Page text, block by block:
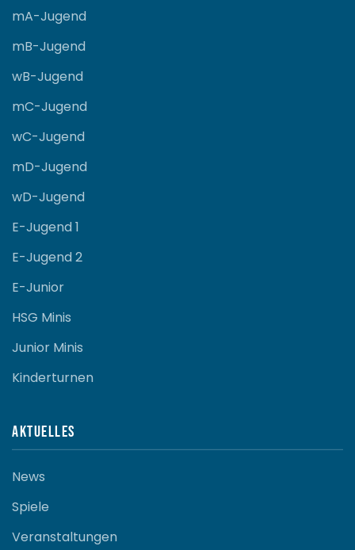
mA-Jugend
mB-Jugend
wB-Jugend
mC-Jugend
wC-Jugend
mD-Jugend
wD-Jugend
E-Jugend 1
E-Jugend 2
E-Junior
HSG Minis
Junior Minis
Kinderturnen
Aktuelles
News
Spiele
Veranstaltungen